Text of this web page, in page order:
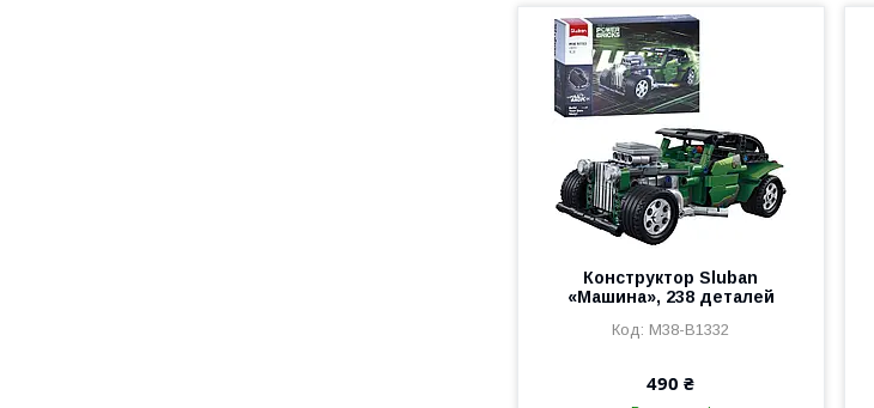
Конструктор Sluban
«Машина», 238 деталей
M38-B1332
490 ₴